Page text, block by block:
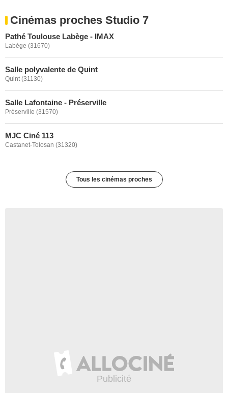
Cinémas proches Studio 7
Pathé Toulouse Labège - IMAX
Labège (31670)
Salle polyvalente de Quint
Quint (31130)
Salle Lafontaine - Préserville
Préserville (31570)
MJC Ciné 113
Castanet-Tolosan (31320)
Tous les cinémas proches